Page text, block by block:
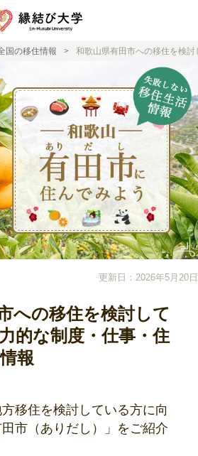
国の移住情報 和歌山県有田市への移住を検
更新日：2026年5月20日
への移住を検討して
的な制度・仕事・住
報
移住を検討している方に向
市（ありだし）」をご紹介